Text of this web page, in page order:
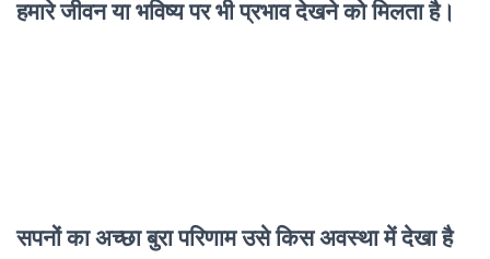
हमारे जीवन या भविष्य पर भी प्रभाव देखने को मिलता है।
सपनों का अच्छा बुरा परिणाम उसे किस अवस्था में देखा है